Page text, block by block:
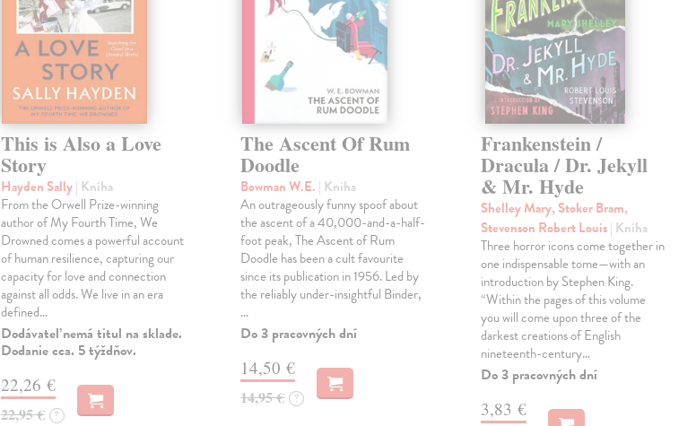
This is Also a Love
Story
Hayden Sally| Kniha
From the Orwell Prize-winning
author of My Fourth Time, We
Drowned comes a powerful account
of human resilience, capturing our
capacity for love and connection
against all odds. We live in an era
defined…
Dodávateľ nemá titul na sklade.
Dodanie cca. 5 týždňov.
22,26 €
22,95 € ?
The Ascent Of Rum
Doodle
Bowman W.E. | Kniha
An outrageously funny spoof about
the ascent of a 40,000-and-a-half-
foot peak, The Ascent of Rum
Doodle has been a cult favourite
since its publication in 1956. Led by
the reliably under-insightful Binder,
…
Do 3 pracovných dní
14,50 €
14,95 € ?
Frankenstein /
Dracula / Dr. Jekyll
& Mr. Hyde
Shelley Mary, Stoker Bram,
Stevenson Robert Louis| Kniha
Three horror icons come together in
one indispensable tome—with an
introduction by Stephen King.
“Within the pages of this volume
you will come upon three of the
darkest creations of English
nineteenth-century…
Do 3 pracovných dní
3,83 €